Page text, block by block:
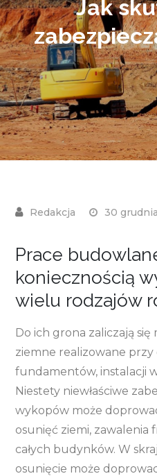
Jak
30
Prace
koniecznością
wielu rodzajów
Do ich grona zaliczają
ziemne realizowane
fundamentów, instalacji
Niestety niewłaściwe
wykopów może
osunięć ziemi, zawalenia
całych budynków. W
osunięcie może